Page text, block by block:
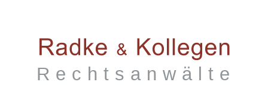
Rechtsanwälte